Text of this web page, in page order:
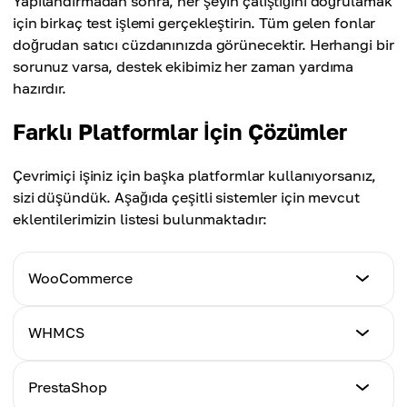
için birkaç test işlemi gerçekleştirin. Tüm gelen fonlar
doğrudan satıcı cüzdanınızda görünecektir. Herhangi bir
sorunuz varsa, destek ekibimiz her zaman yardıma
hazırdır.
Farklı Platformlar İçin Çözümler
Çevrimiçi işiniz için başka platformlar kullanıyorsanız,
sizi düşündük. Aşağıda çeşitli sistemler için mevcut
eklentilerimizin listesi bulunmaktadır:
WooCommerce
Eğitim
WHMCS
Eğitim
PrestaShop